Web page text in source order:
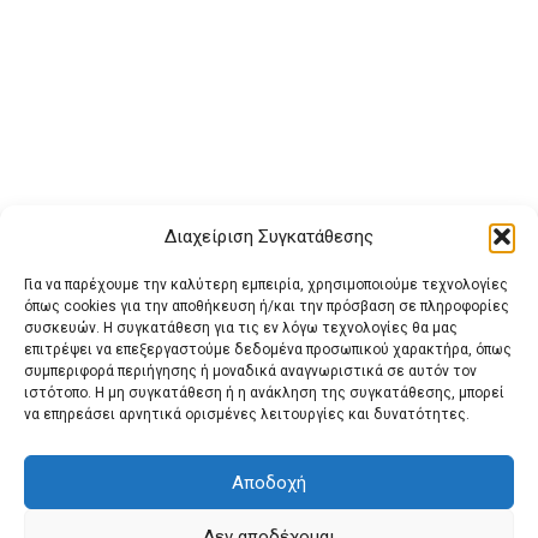
Διαχείριση Συγκατάθεσης
Για να παρέχουμε την καλύτερη εμπειρία, χρησιμοποιούμε τεχνολογίες
όπως cookies για την αποθήκευση ή/και την πρόσβαση σε πληροφορίες
συσκευών. Η συγκατάθεση για τις εν λόγω τεχνολογίες θα μας
επιτρέψει να επεξεργαστούμε δεδομένα προσωπικού χαρακτήρα, όπως
συμπεριφορά περιήγησης ή μοναδικά αναγνωριστικά σε αυτόν τον
ιστότοπο. Η μη συγκατάθεση ή η ανάκληση της συγκατάθεσης, μπορεί
να επηρεάσει αρνητικά ορισμένες λειτουργίες και δυνατότητες.
Αποδοχή
Buy Adspace ΑΡΧΙΚΗ ΕΠΙΚΟΙΝΩΝΙΑ
ΟΡΟΙ ΧΡΗΣΗΣ